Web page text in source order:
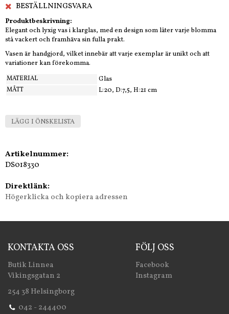
BESTÄLLNINGSVARA
Produktbeskrivning:
Elegant och lyxig vas i klarglas, med en design som låter varje blomma
stå vackert och framhäva sin fulla prakt.
Vasen är handgjord, vilket innebär att varje exemplar är unikt och att
variationer kan förekomma.
MATERIAL Glas
MÅTT L:20, D:7,5, H:21 cm
LÄGG I ÖNSKELISTA
Artikelnummer:
DS018330
Direktlänk:
Högerklicka och kopiera adressen
KONTAKTA OSS
Butik Linnea
Vikingsgatan 2
254 38 Helsingborg
042 - 244400
FÖLJ OSS
Facebook
Instagram